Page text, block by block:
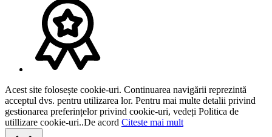
Acest site folosește cookie-uri. Continuarea navigării reprezintă
acceptul dvs. pentru utilizarea lor. Pentru mai multe detalii privind
gestionarea preferințelor privind cookie-uri, vedeți Politica de
utillizare cookie-uri..De acord Citeste mai mult